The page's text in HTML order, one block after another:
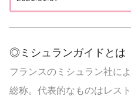
に上位を賑
◎ミシュランガイドとは
フランスのミシュラン社に
総称。代表的なものはレス